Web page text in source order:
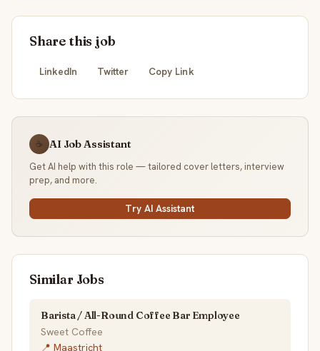
Share this job
LinkedIn Twitter Copy Link
☕ AI Job Assistant
Get AI help with this role — tailored cover letters, interview
prep, and more.
Try AI Assistant
Similar Jobs
Barista / All-Round Coffee Bar Employee
Sweet Coffee
📍 Maastricht